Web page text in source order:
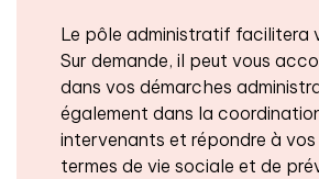
Le pôle administratif facilitera
Sur demande, il peut vous
dans vos démarches
également dans la
intervenants et répondre à vos
termes de vie sociale et de